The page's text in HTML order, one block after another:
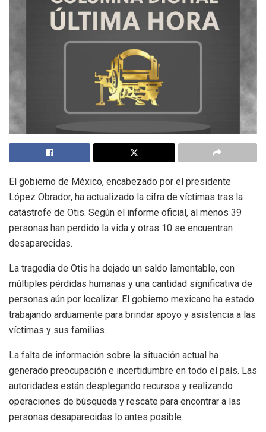
El gobierno de México, encabezado por el presidente
López Obrador, ha actualizado la cifra de víctimas tras la
catástrofe de Otis. Según el informe oficial, al menos 39
personas han perdido la vida y otras 10 se encuentran
desaparecidas.
La tragedia de Otis ha dejado un saldo lamentable, con
múltiples pérdidas humanas y una cantidad significativa de
personas aún por localizar. El gobierno mexicano ha estado
trabajando arduamente para brindar apoyo y asistencia a las
víctimas y sus familias.
La falta de información sobre la situación actual ha
generado preocupación e incertidumbre en todo el país. Las
autoridades están desplegando recursos y realizando
operaciones de búsqueda y rescate para encontrar a las
personas desaparecidas lo antes posible.